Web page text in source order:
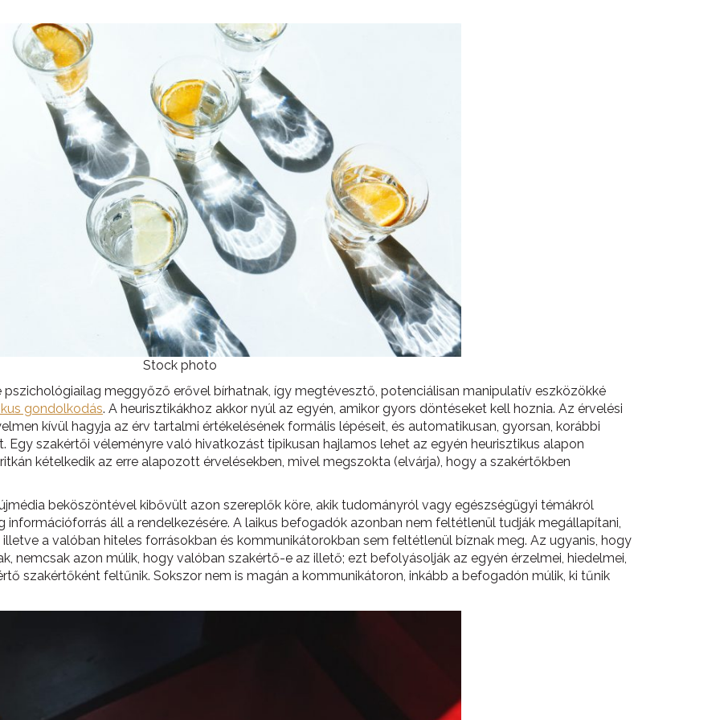
Stock photo
pszichológiailag meggyőző erővel bírhatnak, így megtévesztő, potenciálisan manipulatív eszközökké
gondolkodás. A heurisztikákhoz akkor nyúl az egyén, amikor gyors döntéseket kell hoznia. Az érvelési
kívül hagyja az érv tartalmi értékelésének formális lépéseit, és automatikusan, gyorsan, korábbi
szakértői véleményre való hivatkozást tipikusan hajlamos lehet az egyén heurisztikus alapon
kételkedik az erre alapozott érvelésekben, mivel megszokta (elvárja), hogy a szakértőkben
beköszöntével kibővült azon szereplők köre, akik tudományról vagy egészségügyi témákról
információforrás áll a rendelkezésére. A laikus befogadók azonban nem feltétlenül tudják megállapítani,
a valóban hiteles forrásokban és kommunikátorokban sem feltétlenül bíznak meg. Az ugyanis, hogy
nemcsak azon múlik, hogy valóban szakértő-e az illető; ezt befolyásolják az egyén érzelmei, hiedelmei,
szakértőként feltűnik. Sokszor nem is magán a kommunikátoron, inkább a befogadón múlik, ki tűnik